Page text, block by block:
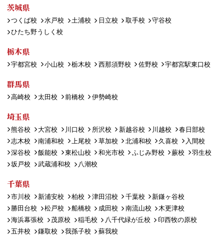
茨城県
つくば校 水戸校 土浦校 日立校 取手校
守谷校
ひたち野うしく校
栃木県
宇都宮校 小山校 栃木校 西那須野校 佐野校 宇都宮駅東口校
群馬県
高崎校 太田校 前橋校 伊勢崎校
埼玉県
熊谷校 大宮校 川口校 所沢校 新越谷校 川越校
春日部校
志木校
南浦和校 上尾校 草加校 北浦和校 久喜校
入間校
深谷校
飯能校 東松山校 和光市校 ふじみ野校 蕨校
羽生校
坂戸校
武蔵浦和校 八潮校
千葉県
市川校 新浦安校 柏校 津田沼校 千葉校
新鎌ヶ谷校
勝田台校
松戸校 船橋校 成田校 南流山校
木更津校
海浜幕張校
茂原校 稲毛校 八千代緑が丘校
印西牧の原校
五井校
鎌取校 我孫子校 蘇我校